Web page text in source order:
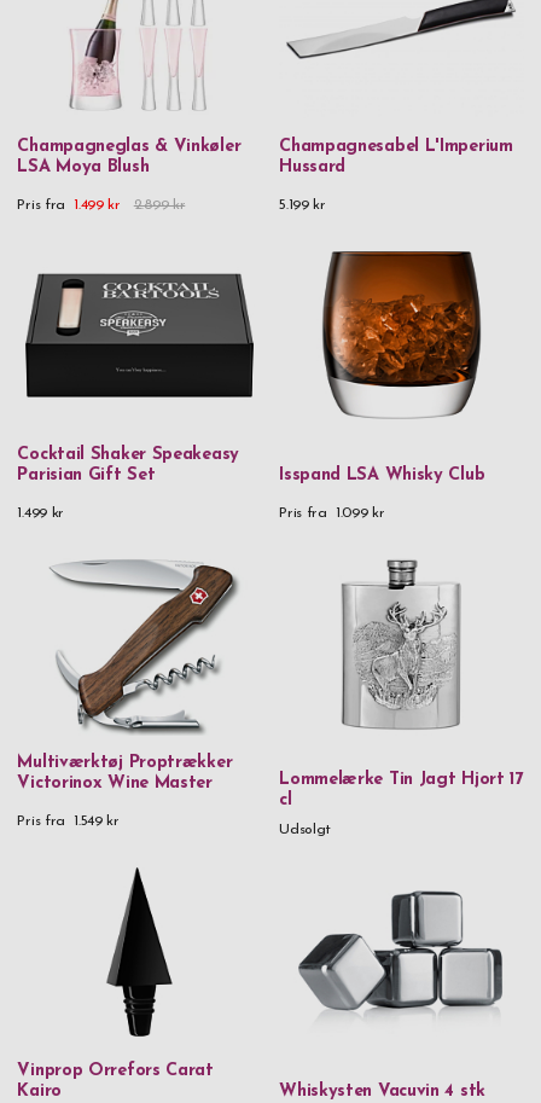
vil blive værdsat af såvel den erfarne sommelier som
vedkommende, der netop har fået øjnene op for vin! Køb
vintilbehør og bartilbehør allerede i dag!
Dorre
EPC
GP
L Imperium
LSA
Orrefors
Skultuna 1607
Spiegelau
Zippo
Zwilling
Materiale
Glas
Metal
Messing & Tin
Rustfrit stål
Rustfrit stål & PVD
Forsølvet messing & aluminium
Champagneglas & Vinkøler
LSA Moya Blush
Pris fra 1.499 kr 2.899 kr
Champagnesabel L'Imperium
Hussard
5.199 kr
Cocktail Shaker Speakeasy
Parisian Gift Set
1.499 kr
Isspand LSA Whisky Club
Pris fra 1.099 kr
Multiværktøj Proptrækker
Victorinox Wine Master
Pris fra 1.549 kr
Lommelærke Tin Jagt Hjort 17
cl
Udsolgt
Vinprop Orrefors Carat
Kairo
Whiskysten Vacuvin 4 stk